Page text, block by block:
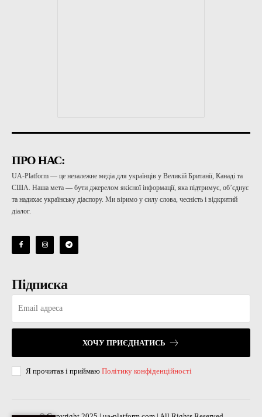
ПРО НАС:
UA-Platform — це незалежне медіа для українців у Великій Британії, Канаді та
США. Наша мета — бути джерелом якісної інформації, яка підтримує, об’єднує
та надихає українську діаспору. Ми віримо у силу слова, чесність і відкритий
діалог.
Підписка
ХОЧУ ПРИЄДНАТИСЬ
Я прочитав і приймаю Політику конфіденційності